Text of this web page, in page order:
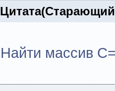
Найти массив